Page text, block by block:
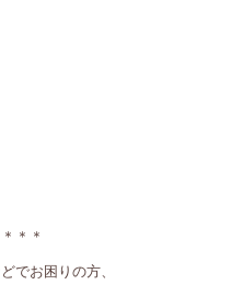
＊＊
でお困りの方、